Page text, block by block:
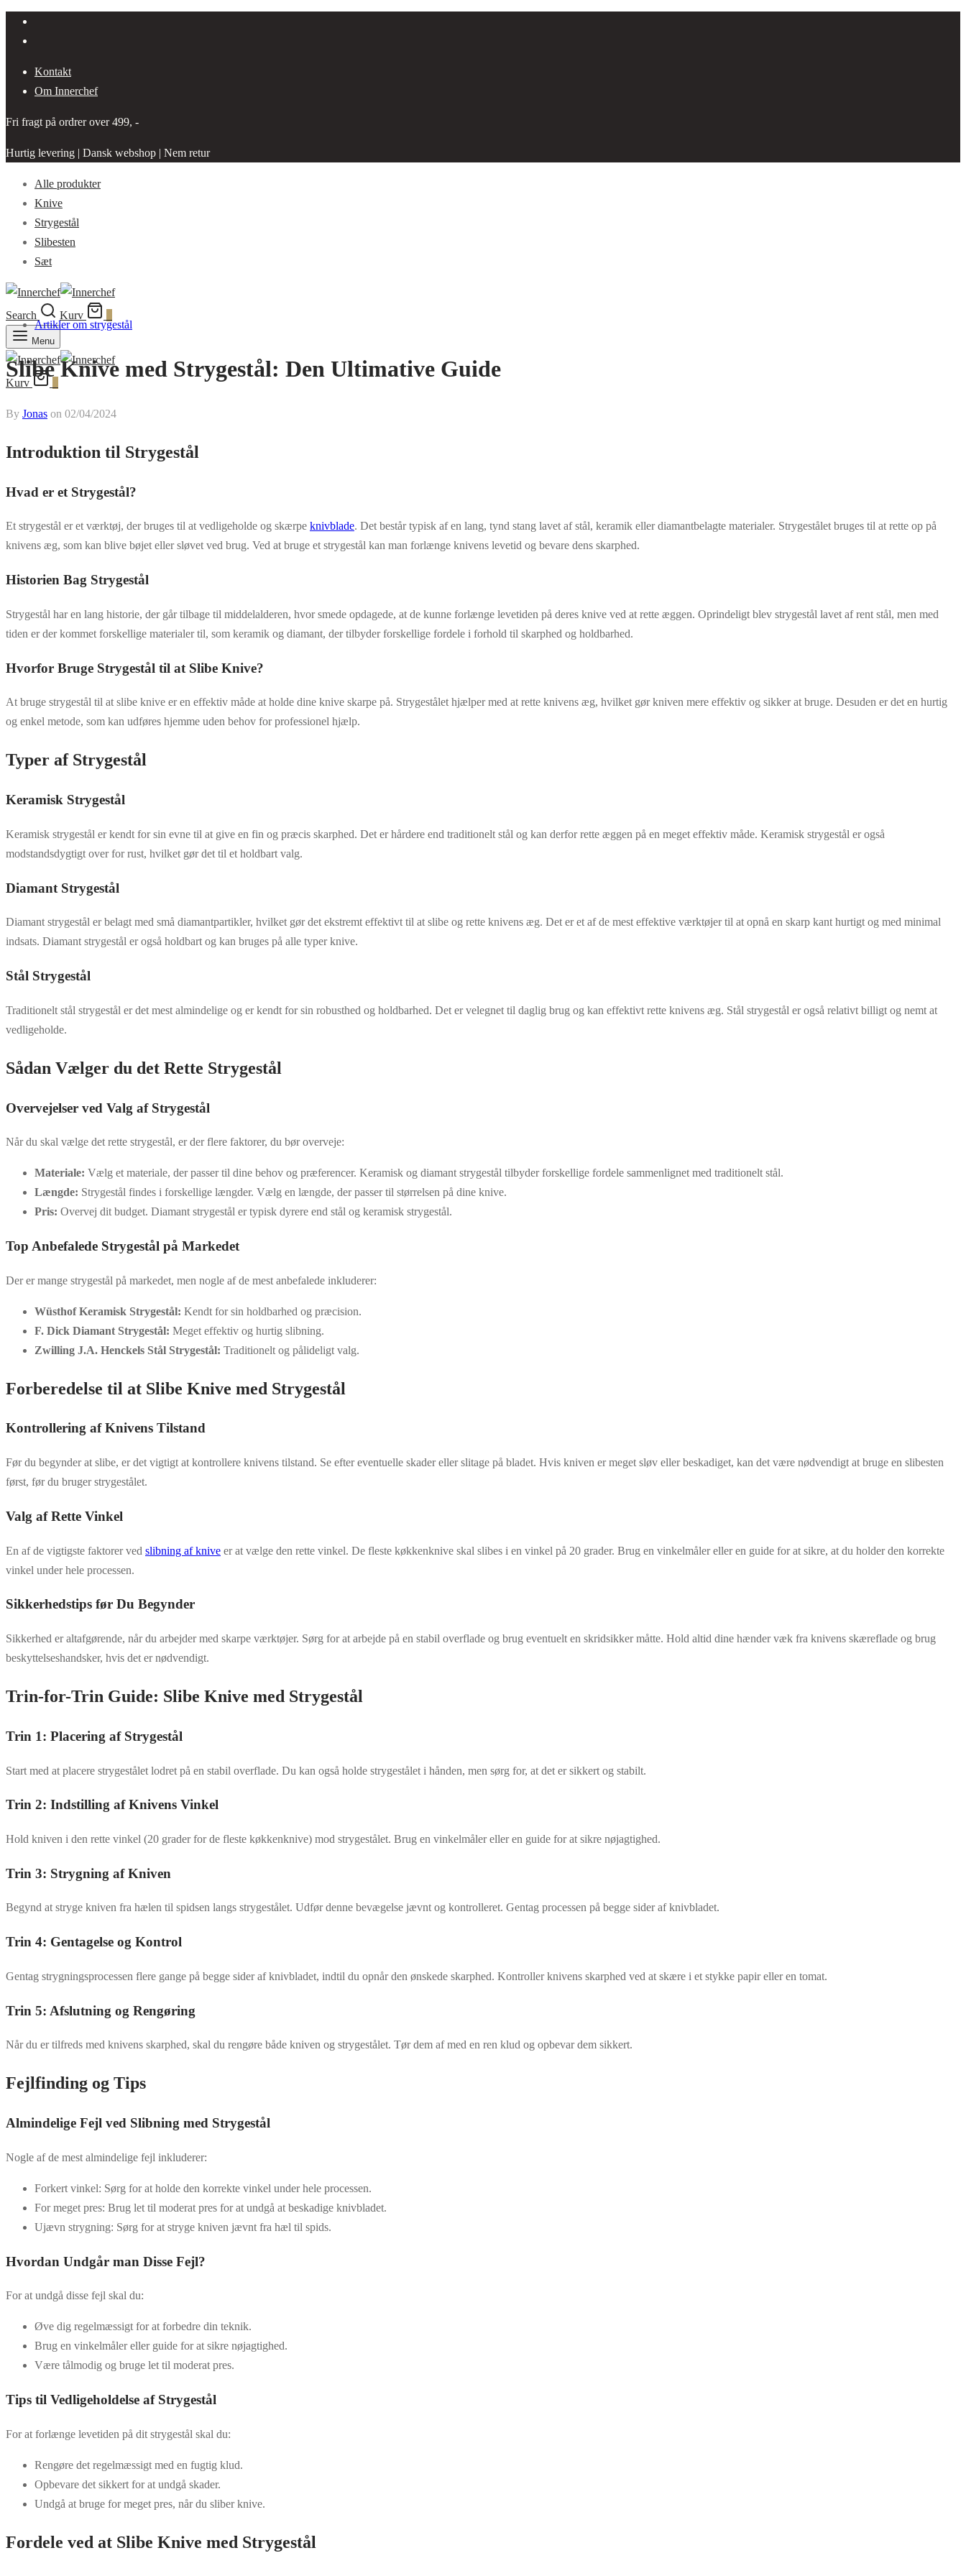
Kontakt
Om Innerchef
Fri fragt på ordrer over 499, -
Hurtig levering | Dansk webshop | Nem retur
Alle produkter
Knive
Strygestål
Slibesten
Sæt
Search Kurv
Menu
Kurv
Artikler om strygestål
Slibe Knive med Strygestål: Den Ultimative Guide
By Jonas on 02/04/2024
Introduktion til Strygestål
Hvad er et Strygestål?
Et strygestål er et værktøj, der bruges til at vedligeholde og skærpe knivblade. Det består typisk af en lang, tynd stang lavet af stål, keramik eller diamantbelagte materialer. Strygestålet bruges til at rette op på
knivens æg, som kan blive bøjet eller sløvet ved brug. Ved at bruge et strygestål kan man forlænge knivens levetid og bevare dens skarphed.
Historien Bag Strygestål
Strygestål har en lang historie, der går tilbage til middelalderen, hvor smede opdagede, at de kunne forlænge levetiden på deres knive ved at rette æggen. Oprindeligt blev strygestål lavet af rent stål, men med
tiden er der kommet forskellige materialer til, som keramik og diamant, der tilbyder forskellige fordele i forhold til skarphed og holdbarhed.
Hvorfor Bruge Strygestål til at Slibe Knive?
At bruge strygestål til at slibe knive er en effektiv måde at holde dine knive skarpe på. Strygestålet hjælper med at rette knivens æg, hvilket gør kniven mere effektiv og sikker at bruge. Desuden er det en hurtig
og enkel metode, som kan udføres hjemme uden behov for professionel hjælp.
Typer af Strygestål
Keramisk Strygestål
Keramisk strygestål er kendt for sin evne til at give en fin og præcis skarphed. Det er hårdere end traditionelt stål og kan derfor rette æggen på en meget effektiv måde. Keramisk strygestål er også
modstandsdygtigt over for rust, hvilket gør det til et holdbart valg.
Diamant Strygestål
Diamant strygestål er belagt med små diamantpartikler, hvilket gør det ekstremt effektivt til at slibe og rette knivens æg. Det er et af de mest effektive værktøjer til at opnå en skarp kant hurtigt og med minimal
indsats. Diamant strygestål er også holdbart og kan bruges på alle typer knive.
Stål Strygestål
Traditionelt stål strygestål er det mest almindelige og er kendt for sin robusthed og holdbarhed. Det er velegnet til daglig brug og kan effektivt rette knivens æg. Stål strygestål er også relativt billigt og nemt at
vedligeholde.
Sådan Vælger du det Rette Strygestål
Overvejelser ved Valg af Strygestål
Når du skal vælge det rette strygestål, er der flere faktorer, du bør overveje:
Materiale: Vælg et materiale, der passer til dine behov og præferencer. Keramisk og diamant strygestål tilbyder forskellige fordele sammenlignet med traditionelt stål.
Længde: Strygestål findes i forskellige længder. Vælg en længde, der passer til størrelsen på dine knive.
Pris: Overvej dit budget. Diamant strygestål er typisk dyrere end stål og keramisk strygestål.
Top Anbefalede Strygestål på Markedet
Der er mange strygestål på markedet, men nogle af de mest anbefalede inkluderer:
Wüsthof Keramisk Strygestål: Kendt for sin holdbarhed og præcision.
F. Dick Diamant Strygestål: Meget effektiv og hurtig slibning.
Zwilling J.A. Henckels Stål Strygestål: Traditionelt og pålideligt valg.
Forberedelse til at Slibe Knive med Strygestål
Kontrollering af Knivens Tilstand
Før du begynder at slibe, er det vigtigt at kontrollere knivens tilstand. Se efter eventuelle skader eller slitage på bladet. Hvis kniven er meget sløv eller beskadiget, kan det være nødvendigt at bruge en slibesten
først, før du bruger strygestålet.
Valg af Rette Vinkel
En af de vigtigste faktorer ved slibning af knive er at vælge den rette vinkel. De fleste køkkenknive skal slibes i en vinkel på 20 grader. Brug en vinkelmåler eller en guide for at sikre, at du holder den korrekte
vinkel under hele processen.
Sikkerhedstips før Du Begynder
Sikkerhed er altafgørende, når du arbejder med skarpe værktøjer. Sørg for at arbejde på en stabil overflade og brug eventuelt en skridsikker måtte. Hold altid dine hænder væk fra knivens skæreflade og brug
beskyttelseshandsker, hvis det er nødvendigt.
Trin-for-Trin Guide: Slibe Knive med Strygestål
Trin 1: Placering af Strygestål
Start med at placere strygestålet lodret på en stabil overflade. Du kan også holde strygestålet i hånden, men sørg for, at det er sikkert og stabilt.
Trin 2: Indstilling af Knivens Vinkel
Hold kniven i den rette vinkel (20 grader for de fleste køkkenknive) mod strygestålet. Brug en vinkelmåler eller en guide for at sikre nøjagtighed.
Trin 3: Strygning af Kniven
Begynd at stryge kniven fra hælen til spidsen langs strygestålet. Udfør denne bevægelse jævnt og kontrolleret. Gentag processen på begge sider af knivbladet.
Trin 4: Gentagelse og Kontrol
Gentag strygningsprocessen flere gange på begge sider af knivbladet, indtil du opnår den ønskede skarphed. Kontroller knivens skarphed ved at skære i et stykke papir eller en tomat.
Trin 5: Afslutning og Rengøring
Når du er tilfreds med knivens skarphed, skal du rengøre både kniven og strygestålet. Tør dem af med en ren klud og opbevar dem sikkert.
Fejlfinding og Tips
Almindelige Fejl ved Slibning med Strygestål
Nogle af de mest almindelige fejl inkluderer:
Forkert vinkel: Sørg for at holde den korrekte vinkel under hele processen.
For meget pres: Brug let til moderat pres for at undgå at beskadige knivbladet.
Ujævn strygning: Sørg for at stryge kniven jævnt fra hæl til spids.
Hvordan Undgår man Disse Fejl?
For at undgå disse fejl skal du:
Øve dig regelmæssigt for at forbedre din teknik.
Brug en vinkelmåler eller guide for at sikre nøjagtighed.
Være tålmodig og bruge let til moderat pres.
Tips til Vedligeholdelse af Strygestål
For at forlænge levetiden på dit strygestål skal du:
Rengøre det regelmæssigt med en fugtig klud.
Opbevare det sikkert for at undgå skader.
Undgå at bruge for meget pres, når du sliber knive.
Fordele ved at Slibe Knive med Strygestål